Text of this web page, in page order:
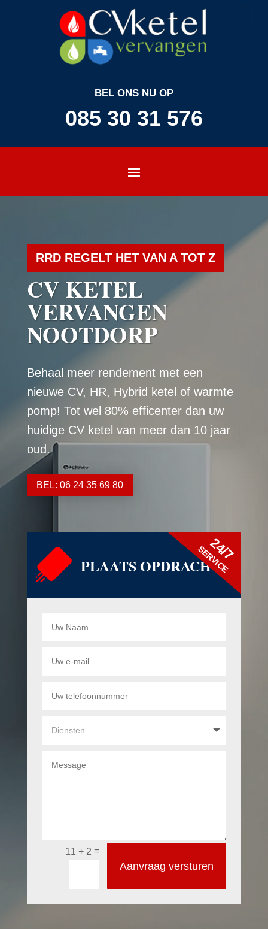
BEL ONS NU OP
085 30 31 576
RRD REGELT HET VAN A TOT Z
CV KETEL
VERVANGEN
NOOTDORP
Behaal meer rendement met een
nieuwe CV, HR, Hybrid ketel of warmte
pomp! Tot wel 80% efficenter dan uw
huidige CV ketel van meer dan 10 jaar
oud.
BEL: 06 24 35 69 80
PLAATS OPDRACHT
24/7
SERVICE
11 + 2 =
Aanvraag versturen